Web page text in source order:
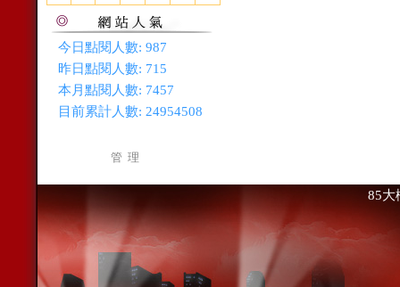
今日點閱人數: 987
昨日點閱人數: 715
本月點閱人數: 7457
目前累計人數: 24954508
管 理
85大